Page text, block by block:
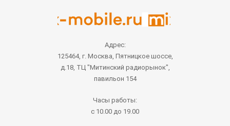
Адрес:
125464, г. Москва, Пятницкое шоссе,
д.18, ТЦ "Митинский радиорынок",
павильон 154
Часы работы:
с 10.00 до 19.00